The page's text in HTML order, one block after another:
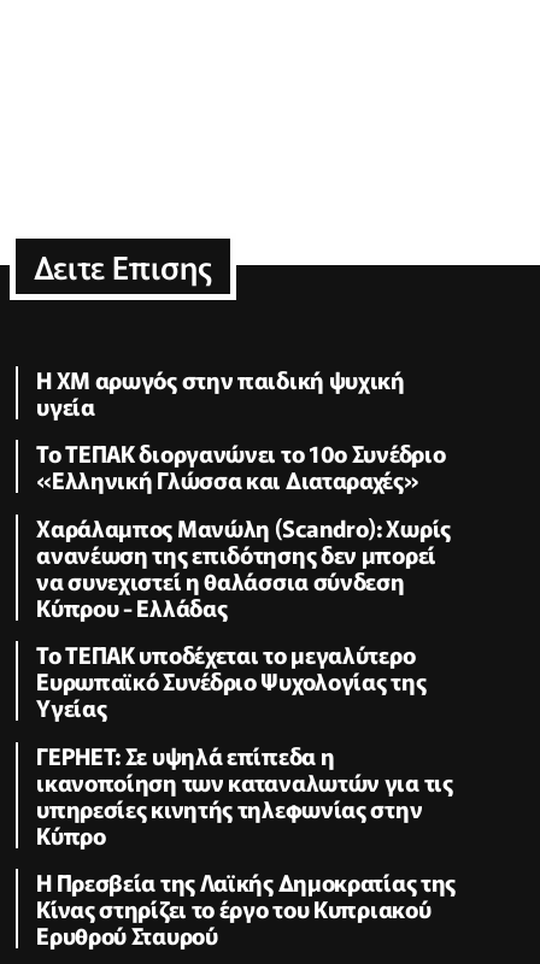
Δειτε Επισης
Η XM αρωγός στην παιδική ψυχική
υγεία
Το ΤΕΠΑΚ διοργανώνει το 10ο Συνέδριο
«Ελληνική Γλώσσα και Διαταραχές»
Χαράλαμπος Μανώλη (Scandro): Χωρίς
ανανέωση της επιδότησης δεν μπορεί
να συνεχιστεί η θαλάσσια σύνδεση
Κύπρου - Ελλάδας
Το ΤΕΠΑΚ υποδέχεται το μεγαλύτερο
Ευρωπαϊκό Συνέδριο Ψυχολογίας της
Υγείας
ΓΕΡΗΕΤ: Σε υψηλά επίπεδα η
ικανοποίηση των καταναλωτών για τις
υπηρεσίες κινητής τηλεφωνίας στην
Κύπρο
Η Πρεσβεία της Λαϊκής Δημοκρατίας της
Κίνας στηρίζει το έργο του Κυπριακού
Ερυθρού Σταυρού